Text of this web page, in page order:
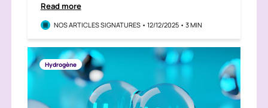
Read more
NOS ARTICLES SIGNATURES • 12/12/2025 • 3 MIN
Hydrogène